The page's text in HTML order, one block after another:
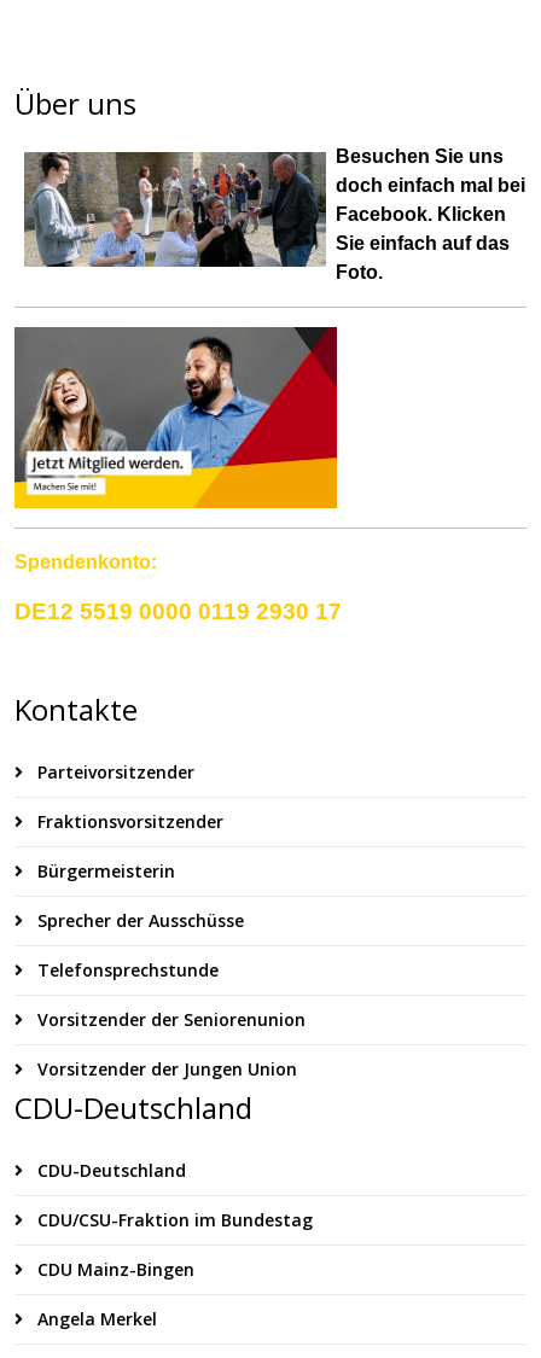
Über uns
Besuchen Sie uns
doch einfach mal bei
Facebook. Klicken
Sie einfach auf das
Foto.
Spendenkonto:
DE12 5519 0000 0119 2930 17
Kontakte
Parteivorsitzender
Fraktionsvorsitzender
Bürgermeisterin
Sprecher der Ausschüsse
Telefonsprechstunde
Vorsitzender der Seniorenunion
Vorsitzender der Jungen Union
CDU-Deutschland
CDU-Deutschland
CDU/CSU-Fraktion im Bundestag
CDU Mainz-Bingen
Angela Merkel